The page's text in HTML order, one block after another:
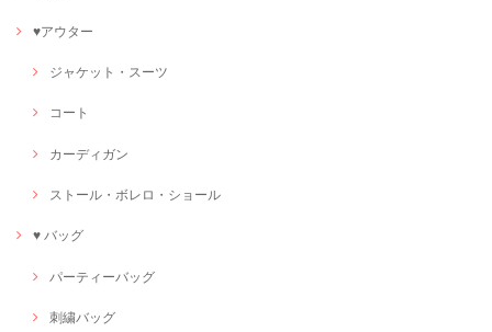
♥アウター
ジャケット・スーツ
コート
カーディガン
ストール・ボレロ・ショール
♥ バッグ
パーティーバッグ
刺繍バッグ